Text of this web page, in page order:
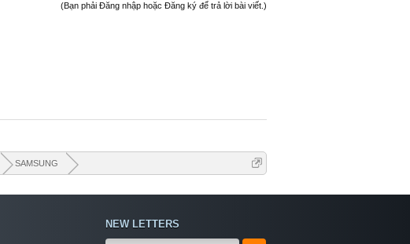
(Bạn phải Đăng nhập hoặc Đăng ký để trả lời bài viết.)
SAMSUNG
NEW LETTERS